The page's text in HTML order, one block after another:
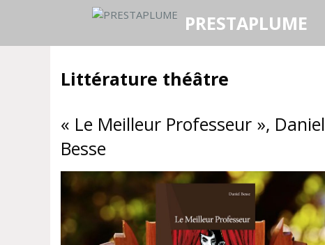
PRESTAPLUME
Littérature théâtre
« Le Meilleur Professeur », Daniel
Besse